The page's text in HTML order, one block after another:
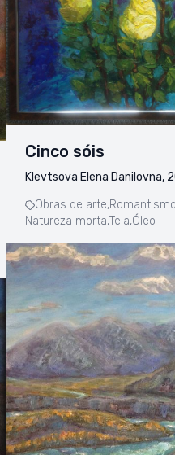
Cinco sóis
Klevtsova Elena Danilovna,
Obras de arte,
Natureza morta,Tela,Óleo